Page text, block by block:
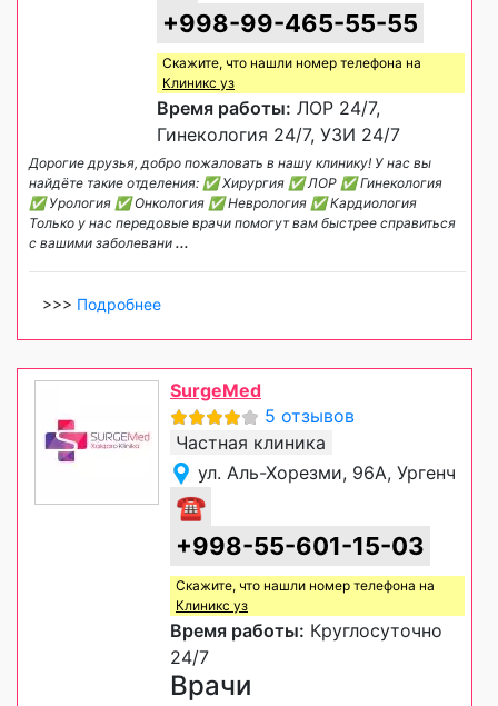
+998-99-465-55-55
Скажите, что нашли номер телефона на
Клиникс уз
Время работы: ЛОР 24/7,
Гинекология 24/7, УЗИ 24/7
Дорогие друзья, добро пожаловать в нашу клинику! У нас вы
найдёте такие отделения: ✅ Хирургия ✅ ЛОР ✅ Гинекология
✅ Урология ✅ Онкология ✅ Неврология ✅ Кардиология
Только у нас передовые врачи помогут вам быстрее справиться
с вашими заболевани ...
>>> Подробнее
SurgeMed
5 отзывов
Частная клиника
ул. Аль-Хорезми, 96А, Ургенч
☎
+998-55-601-15-03
Скажите, что нашли номер телефона на
Клиникс уз
Время работы: Круглосуточно
24/7
Врачи